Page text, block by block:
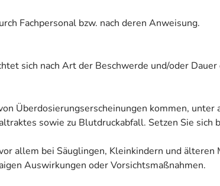
Fachpersonal bzw. nach deren Anweisung.
sich nach Art der Beschwerde und/oder
Überdosierungserscheinungen kommen,
sowie zu Blutdruckabfall. Setzen Sie
allem bei Säuglingen, Kleinkindern und
Auswirkungen oder Vorsichtsmaßnahmen.